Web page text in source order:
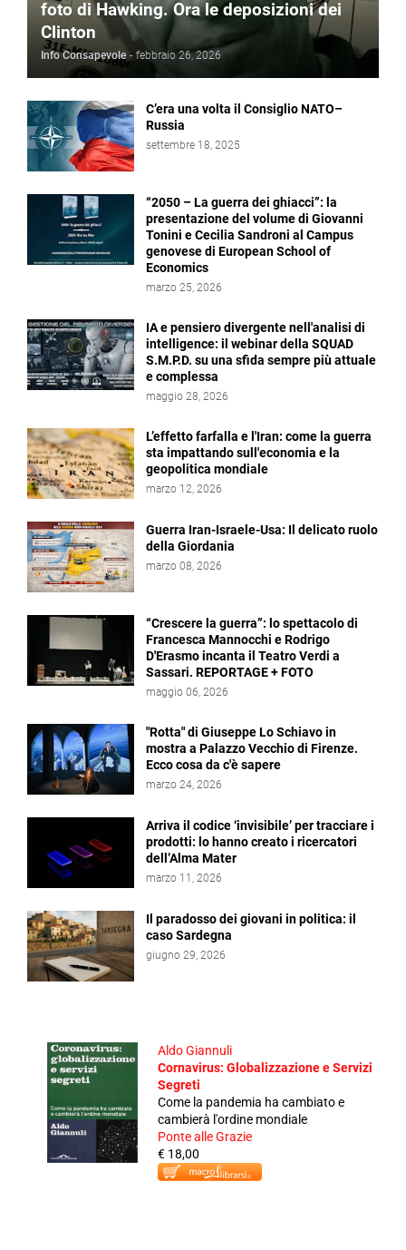
foto di Hawking. Ora le deposizioni dei
Clinton
Info Consapevole - febbraio 26, 2026
C’era una volta il Consiglio NATO–
Russia
settembre 18, 2025
“2050 – La guerra dei ghiacci”: la
presentazione del volume di Giovanni
Tonini e Cecilia Sandroni al Campus
genovese di European School of
Economics
marzo 25, 2026
IA e pensiero divergente nell'analisi di
intelligence: il webinar della SQUAD
S.M.P.D. su una sfida sempre più attuale
e complessa
maggio 28, 2026
L’effetto farfalla e l'Iran: come la guerra
sta impattando sull'economia e la
geopolitica mondiale
marzo 12, 2026
Guerra Iran-Israele-Usa: Il delicato ruolo
della Giordania
marzo 08, 2026
“Crescere la guerra”: lo spettacolo di
Francesca Mannocchi e Rodrigo
D'Erasmo incanta il Teatro Verdi a
Sassari. REPORTAGE + FOTO
maggio 06, 2026
"Rotta" di Giuseppe Lo Schiavo in
mostra a Palazzo Vecchio di Firenze.
Ecco cosa da c'è sapere
marzo 24, 2026
Arriva il codice ‘invisibile’ per tracciare i
prodotti: lo hanno creato i ricercatori
dell’Alma Mater
marzo 11, 2026
Il paradosso dei giovani in politica: il
caso Sardegna
giugno 29, 2026
Aldo Giannuli
Cornavirus: Globalizzazione e Servizi
Segreti
Come la pandemia ha cambiato e
cambierà l'ordine mondiale
Ponte alle Grazie
€ 18,00